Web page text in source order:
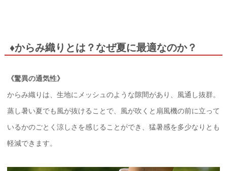
♦からみ織りとは？なぜ夏に最適なのか？
《驚異の通気性》
からみ織りは、生地にメッシュのような隙間があり、風通し抜群。
蒸し暑い夏でも風が抜けることで、風が吹くと扇風機の前に立って
いるかのごとく涼しさを感じることができ、猛暑感を多少なりとも
軽減できます。